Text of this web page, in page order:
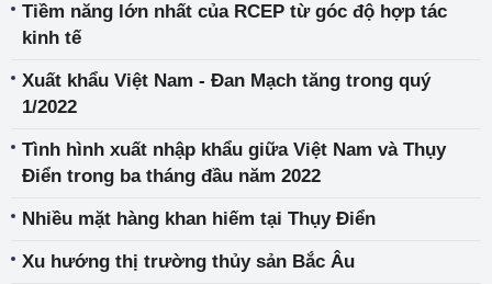
Tiềm năng lớn nhất của RCEP từ góc độ hợp tác
kinh tế
Xuất khẩu Việt Nam - Đan Mạch tăng trong quý
1/2022
Tình hình xuất nhập khẩu giữa Việt Nam và Thụy
Điển trong ba tháng đầu năm 2022
Nhiều mặt hàng khan hiếm tại Thụy Điển
Xu hướng thị trường thủy sản Bắc Âu